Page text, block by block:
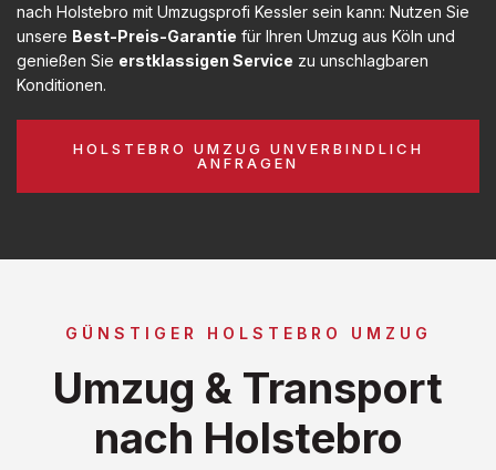
nach Holstebro mit Umzugsprofi Kessler sein kann: Nutzen Sie
unsere Best-Preis-Garantie für Ihren Umzug aus Köln und
genießen Sie erstklassigen Service zu unschlagbaren
Konditionen.
HOLSTEBRO UMZUG UNVERBINDLICH
ANFRAGEN
GÜNSTIGER HOLSTEBRO UMZUG
Umzug & Transport
nach Holstebro